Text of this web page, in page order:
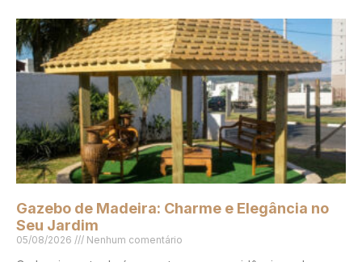
Gazebo de Madeira: Charme e Elegância no
Seu Jardim
05/08/2026 Nenhum comentário